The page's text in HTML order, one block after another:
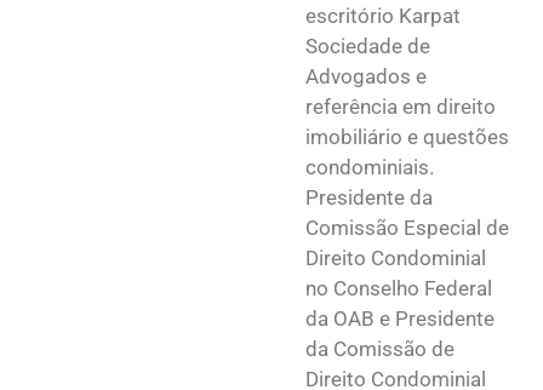
escritório Karpat
Sociedade de
Advogados e
referência em direito
imobiliário e questões
condominiais.
Presidente da
Comissão Especial de
Direito Condominial
no Conselho Federal
da OAB e Presidente
da Comissão de
Direito Condominial